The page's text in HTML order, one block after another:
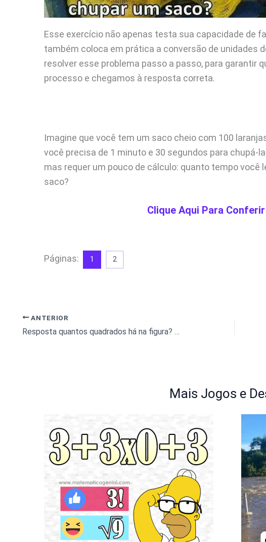
Esse exercício não apenas testa sua capacidade de
também coloca em prática a conversão de unidades
resolver esse problema passo a passo, para garantir
processo e chegamos à resposta correta.
Imagine que você tem um saco cheio com 100
você precisa de 1 minuto e 30 segundos para chupá-
mas requer um pouco de cálculo: quanto tempo você
saco?
Clique Aqui Para
Páginas: 1 2
ANTERIOR
Resposta quantos quadrados há na figura? 92% das pessoas erram!
Mais Jogos e